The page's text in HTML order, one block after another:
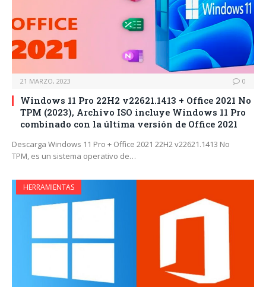
21 MARZO, 2023 0
Windows 11 Pro 22H2 v22621.1413 + Office 2021 No
TPM (2023), Archivo ISO incluye Windows 11 Pro
combinado con la última versión de Office 2021
Descarga Windows 11 Pro + Office 2021 22H2 v22621.1413 No
TPM, es un sistema operativo de…
HERRAMIENTAS